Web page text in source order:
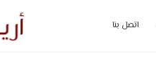
اتصل بنا